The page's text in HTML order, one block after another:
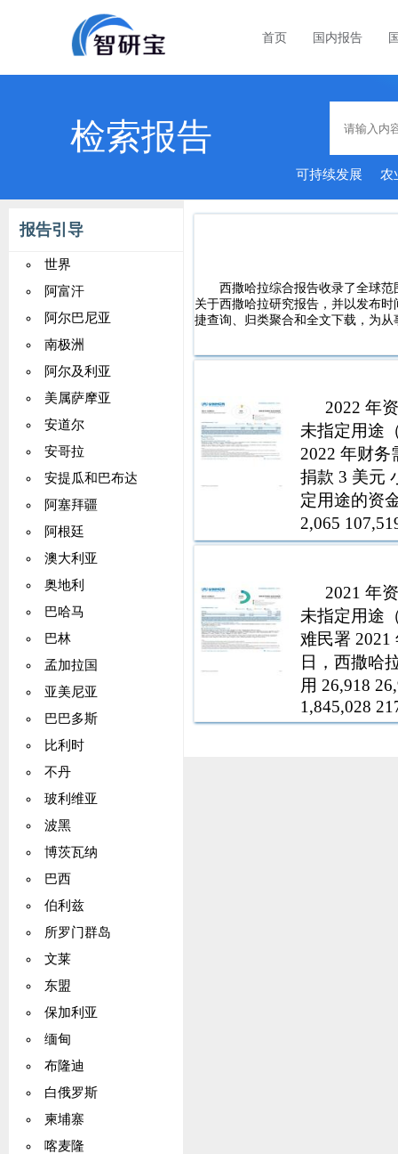
首页 国内报告
检索报告
可持续发展 农
报告引导
世界
阿富汗
阿尔巴尼亚
南极洲
阿尔及利亚
美属萨摩亚
安道尔
安哥拉
安提瓜和巴布达
阿塞拜疆
阿根廷
澳大利亚
奥地利
巴哈马
巴林
孟加拉国
亚美尼亚
巴巴多斯
比利时
不丹
玻利维亚
波黑
博茨瓦纳
巴西
伯利兹
所罗门群岛
文莱
东盟
保加利亚
缅甸
布隆迪
白俄罗斯
柬埔寨
喀麦隆
西撒哈拉综合报告收录了全球
关于西撒哈拉研究报告，并以发布
捷查询、归类聚合和全文下载，为
2022 年
未指定用途
2022 年财务
捐款 3 美元
定用途的资
2,065
和重新分配
2021 年
未指定用途
难民署 2021
日，西撒哈
用 26,918
1,845,028